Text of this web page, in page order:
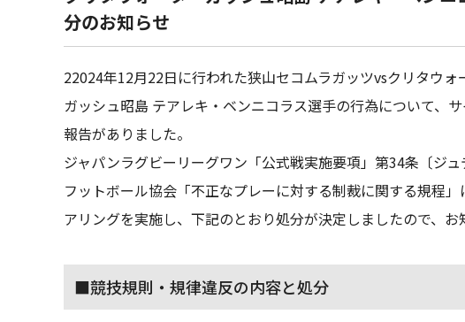
分のお知らせ
22024年12月22日に行われた狭山セコムラガッツvsクリタウ
ガッシュ昭島 テアレキ・ベンニコラス選手の行為について、
報告がありました。
ジャパンラグビーリーグワン「公式戦実施要項」第34条〔ジ
フットボール協会「不正なプレーに対する制裁に関する規程
アリングを実施し、下記のとおり処分が決定しましたので、お
■競技規則・規律違反の内容と処分